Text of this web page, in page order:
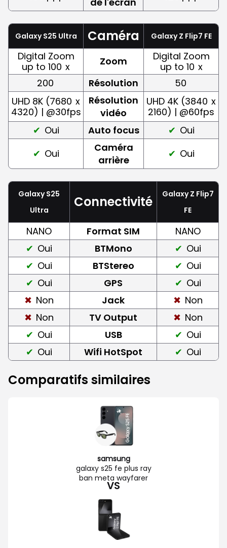
Galaxy S25 Ultra Caméra Galaxy Z Flip7 FE
Digital Zoom
up to 100 x Zoom
Digital Zoom
up to 10 x
200
Résolution
50
UHD 8K (7680 x
4320) | @30fps
Résolution
vidéo
UHD 4K (3840 x
2160) | @60fps
Oui
Auto focus
Oui
Oui
Caméra
arrière
Oui
Galaxy S25
Ultra
Connectivité
Galaxy Z Flip7
FE
NANO Format SIM
NANO
Oui
BTMono
Oui
Oui
BTStereo
Oui
Oui
GPS
Oui
Non
Jack
Non
Non
TV Output
Non
Oui
USB
Oui
Oui
Wifi HotSpot Oui
Comparatifs similaires
samsung
galaxy s25 fe plus ray
ban meta wayfarer
VS